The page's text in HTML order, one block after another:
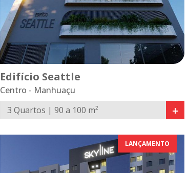
Edifício Seattle
Centro - Manhuaçu
3 Quartos | 90 a 100 m²
+
LANÇAMENTO